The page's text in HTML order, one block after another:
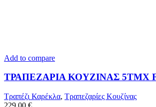
Add to compare
ΤΡΑΠΕΖΑΡΙΑ ΚΟΥΖΙΝΑΣ 5ΤΜΧ
Τραπέζι Καρέκλα, Τραπεζαρίες Κουζίνας
229,00 €